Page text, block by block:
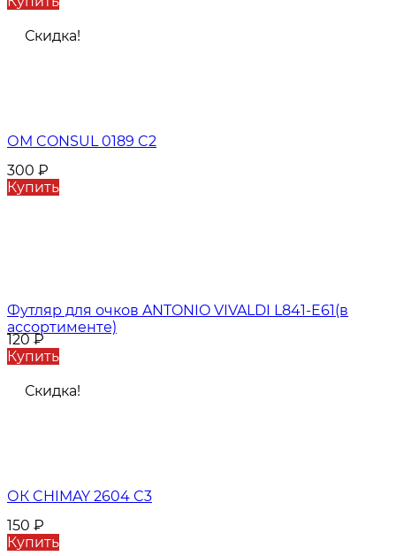
Скидка!
ОМ CONSUL 0189 C2
300 ₽
Купить
Футляр для очков ANTONIO VIVALDI L841-E61(в
ассортименте)
120₽
Купить
Скидка!
ОК CHIMAY 2604 C3
150 ₽
Купить